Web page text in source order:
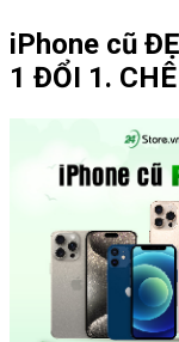
iPhone cũ
1 ĐỔI 1.